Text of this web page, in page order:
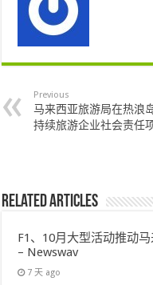
Previous
马来西亚旅游局在热浪
持续旅游企业社会责任
Related Articles
F1、10月大型活动推动
– Newswav
7 天 ago